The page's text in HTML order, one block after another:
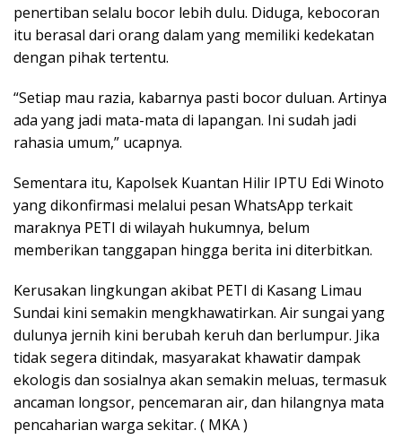
penertiban selalu bocor lebih dulu. Diduga, kebocoran
itu berasal dari orang dalam yang memiliki kedekatan
dengan pihak tertentu.
“Setiap mau razia, kabarnya pasti bocor duluan. Artinya
ada yang jadi mata-mata di lapangan. Ini sudah jadi
rahasia umum,” ucapnya.
Sementara itu, Kapolsek Kuantan Hilir IPTU Edi Winoto
yang dikonfirmasi melalui pesan WhatsApp terkait
maraknya PETI di wilayah hukumnya, belum
memberikan tanggapan hingga berita ini diterbitkan.
Kerusakan lingkungan akibat PETI di Kasang Limau
Sundai kini semakin mengkhawatirkan. Air sungai yang
dulunya jernih kini berubah keruh dan berlumpur. Jika
tidak segera ditindak, masyarakat khawatir dampak
ekologis dan sosialnya akan semakin meluas, termasuk
ancaman longsor, pencemaran air, dan hilangnya mata
pencaharian warga sekitar. ( MKA )